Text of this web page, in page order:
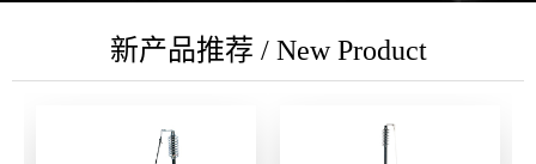
新产品推荐 / New Product